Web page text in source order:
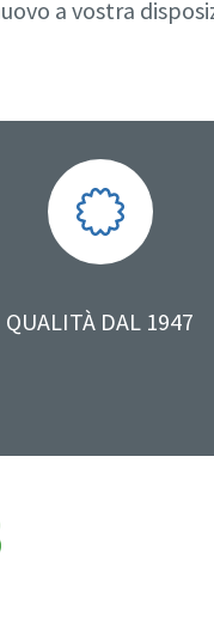
QUALITÀ DAL 1947